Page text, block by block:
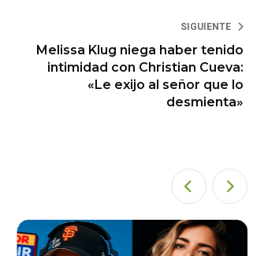
SIGUIENTE
Melissa Klug niega haber tenido
intimidad con Christian Cueva:
«Le exijo al señor que lo
desmienta»